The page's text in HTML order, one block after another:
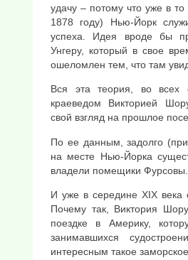
удачу – потому что уже в
1878 году) Нью-Йорк
успеха. Идея вроде бы
Унгеру, который в свое
ошеломлен тем, что там
Вся эта теория, во всех
краеведом Викторией
свой взгляд на прошлое
По ее данным, задолго
на месте Нью-Йорка
владели помещики Фурсовы.
И уже в середине XIX века
Почему так, Виктория
поездке в Америку,
занимавшихся
интересным такое